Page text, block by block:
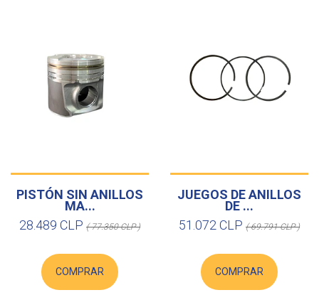
PISTÓN SIN ANILLOS
MA...
28.489 CLP ( 77.350 CLP )
COMPRAR
JUEGOS DE ANILLOS
DE ...
51.072 CLP ( 69.791 CLP )
COMPRAR